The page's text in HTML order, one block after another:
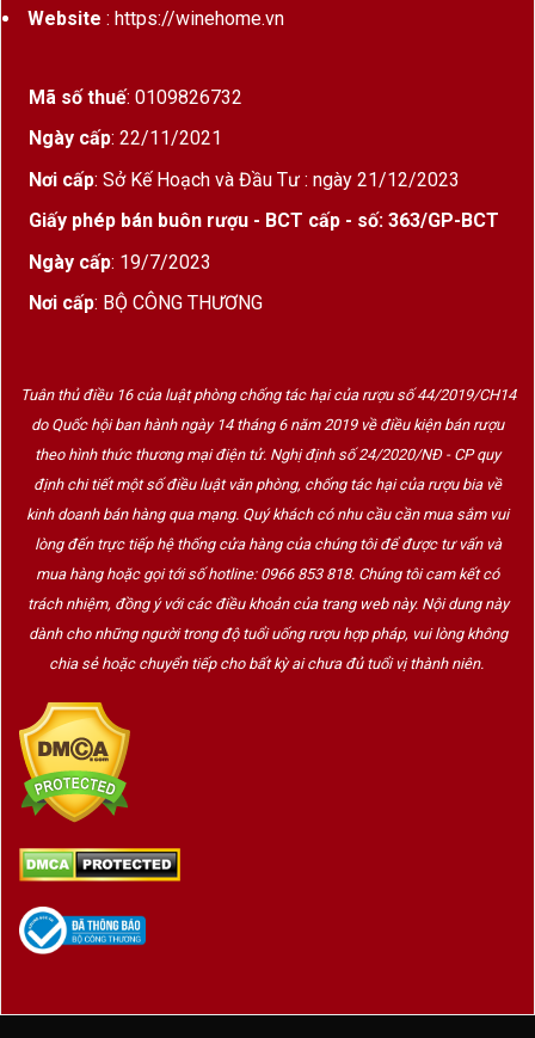
Website : https://winehome.vn
Mã số thuế: 0109826732
Ngày cấp: 22/11/2021
Nơi cấp: Sở Kế Hoạch và Đầu Tư : ngày 21/12/2023
Giấy phép bán buôn rượu - BCT cấp - số: 363/GP-BCT
Ngày cấp: 19/7/2023
Nơi cấp: BỘ CÔNG THƯƠNG
Tuân thủ điều 16 của luật phòng chống tác hại của rượu số 44/2019/CH14
do Quốc hội ban hành ngày 14 tháng 6 năm 2019 về điều kiện bán rượu
theo hình thức thương mại điện tử. Nghị định số 24/2020/NĐ - CP quy
định chi tiết một số điều luật văn phòng, chống tác hại của rượu bia về
kinh doanh bán hàng qua mạng. Quý khách có nhu cầu cần mua sắm vui
lòng đến trực tiếp hệ thống cửa hàng của chúng tôi để được tư vấn và
mua hàng hoặc gọi tới số hotline: 0966 853 818. Chúng tôi cam kết có
trách nhiệm, đồng ý với các điều khoản của trang web này. Nội dung này
dành cho những người trong độ tuổi uống rượu hợp pháp, vui lòng không
chia sẻ hoặc chuyển tiếp cho bất kỳ ai chưa đủ tuổi vị thành niên.